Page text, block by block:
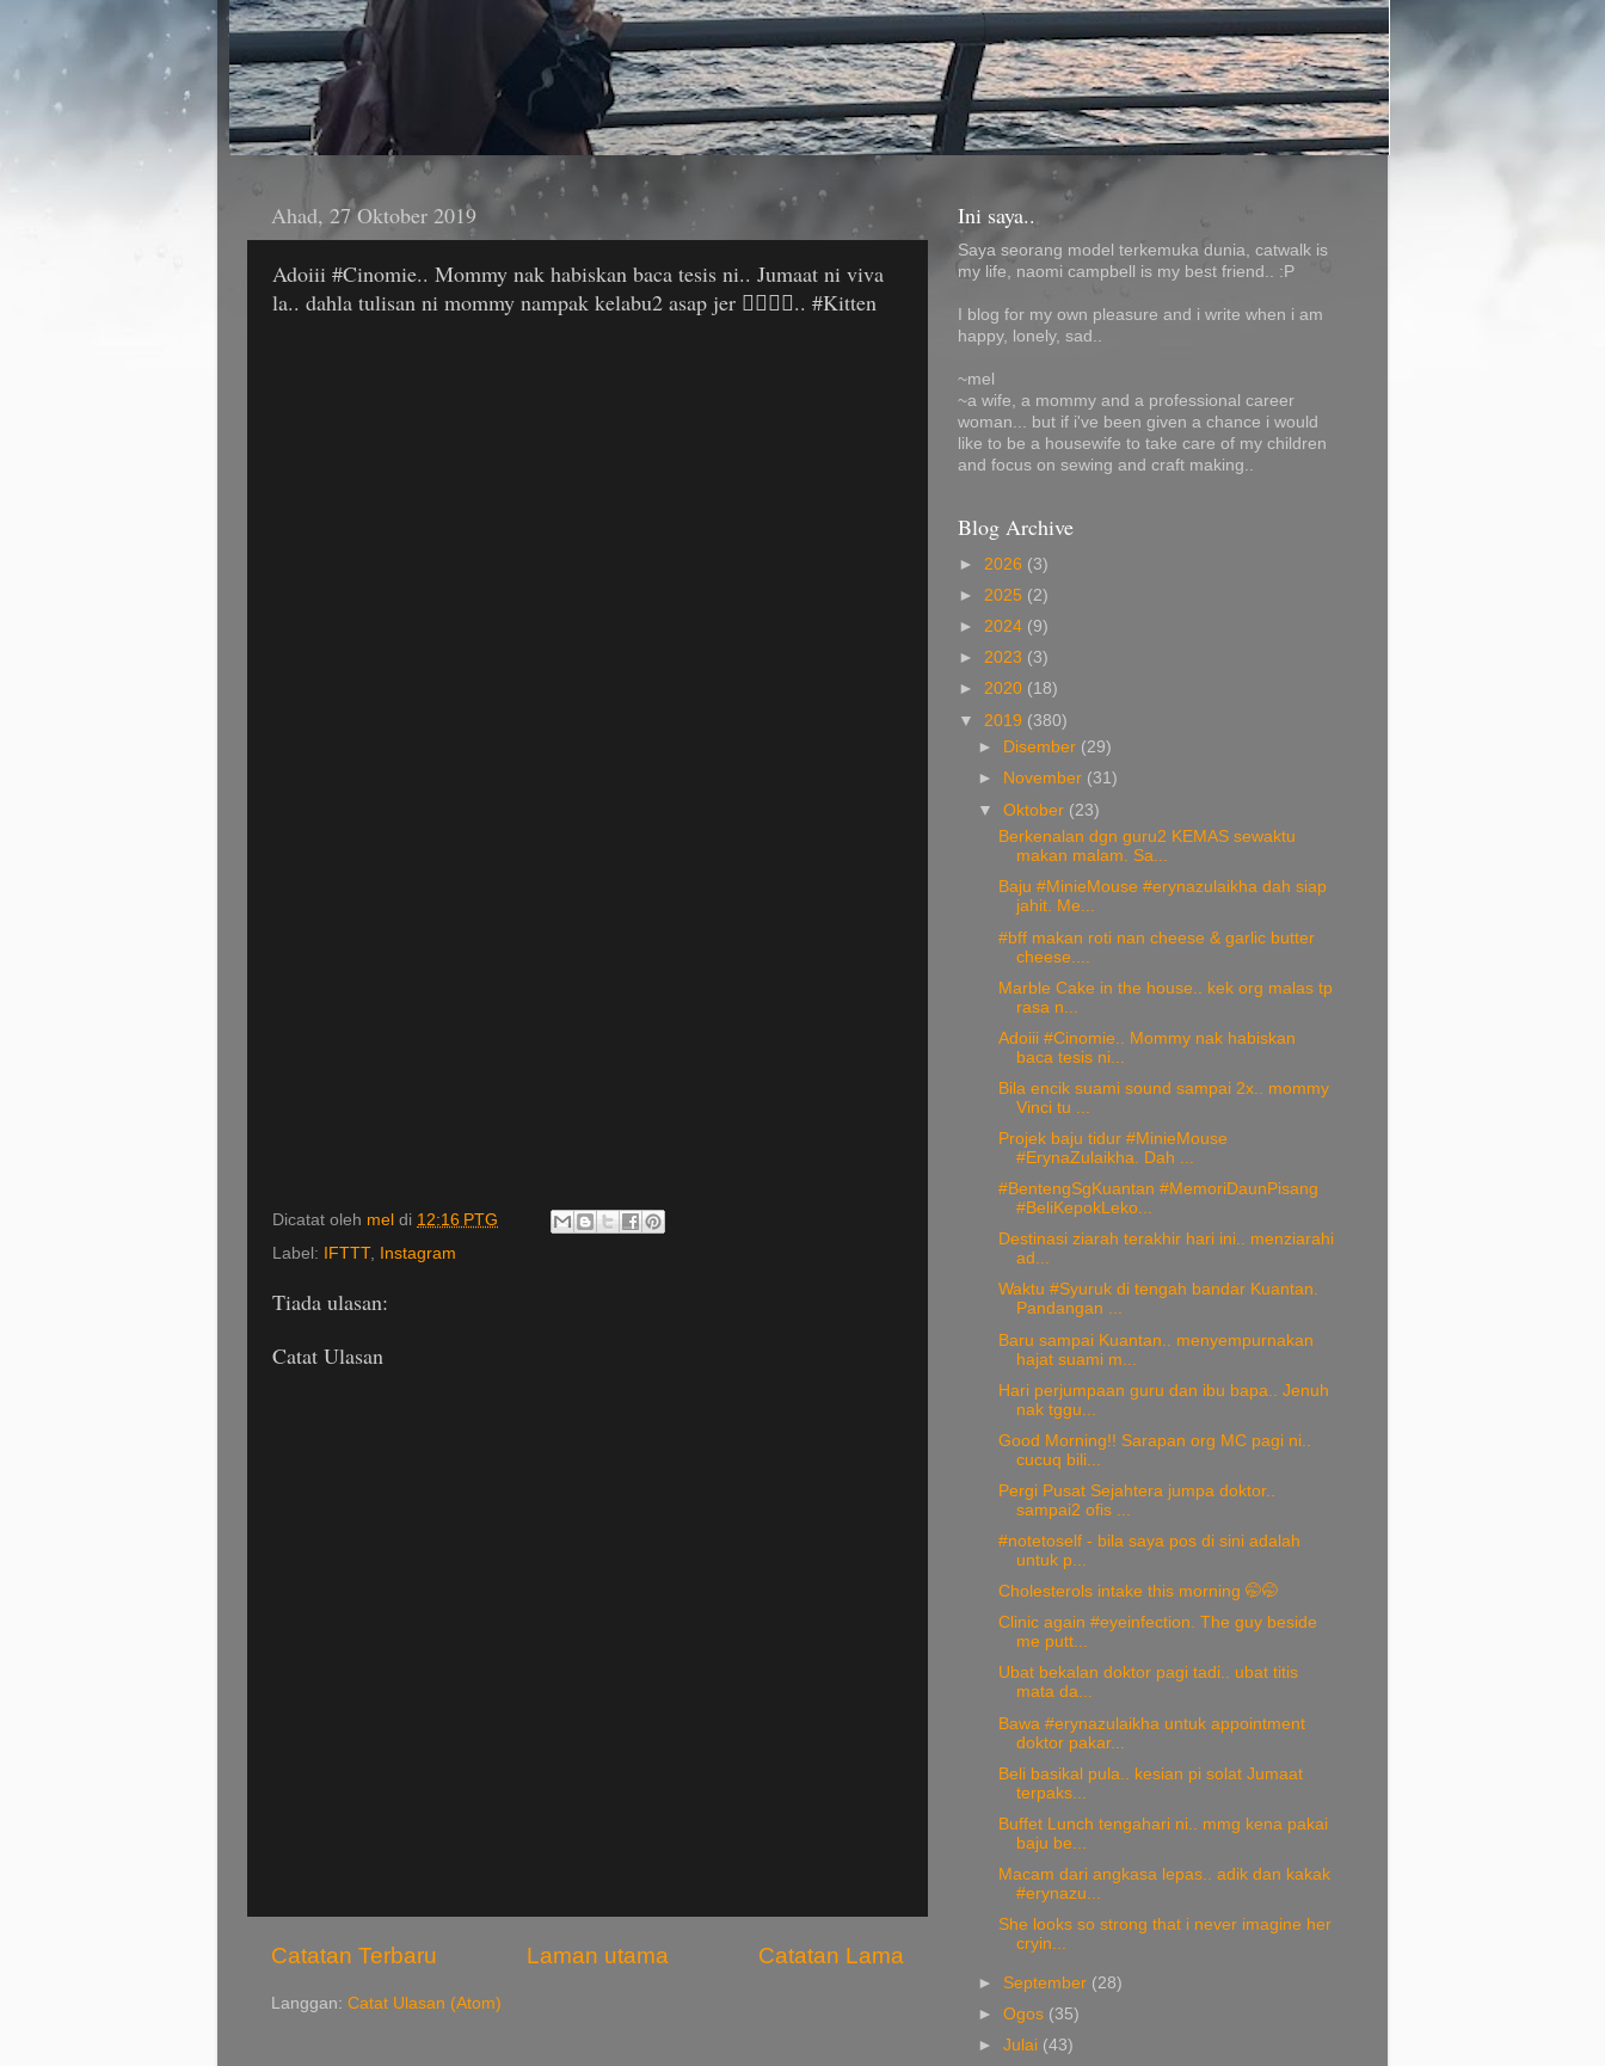
Ahad, 27 Oktober 2019
Adoiii #Cinomie.. Mommy nak habiskan baca tesis ni.. Jumaat ni viva
la.. dahla tulisan ni mommy nampak kelabu2 asap jer 🤦‍♀️🤦‍♀️.. #Kitten
Dicatat oleh mel di 12:16 PTG
Label:
IFTTT, Instagram
Tiada ulasan:
Catat Ulasan
Catatan Terbaru Catatan Lama
Laman utama
Langgan: Catat Ulasan (Atom)
Ini saya..
Saya seorang model terkemuka dunia, catwalk is
my life, naomi campbell is my best friend.. :P
I blog for my own pleasure and i write when i am
happy, lonely, sad..
~mel
~a wife, a mommy and a professional career
woman... but if i've been given a chance i would
like to be a housewife to take care of my children
and focus on sewing and craft making..
Blog Archive
► 2026 (3)
► 2025 (2)
► 2024 (9)
► 2023 (3)
► 2020 (18)
▼ 2019 (380)
►
Disember (29)
►
November (31)
▼Oktober (23)
Berkenalan dgn guru2 KEMAS sewaktu
makan malam. Sa...
Baju #MinieMouse #erynazulaikha dah siap
jahit. Me...
#bff makan roti nan cheese & garlic butter
cheese....
Marble Cake in the house.. kek org malas tp
rasa n...
Adoiii #Cinomie.. Mommy nak habiskan
baca tesis ni...
Bila encik suami sound sampai 2x.. mommy
Vinci tu ...
Projek baju tidur #MinieMouse
#ErynaZulaikha. Dah ...
#BentengSgKuantan #MemoriDaunPisang
#BeliKepokLeko...
Destinasi ziarah terakhir hari ini.. menziarahi
ad...
Waktu #Syuruk di tengah bandar Kuantan.
Pandangan ...
Baru sampai Kuantan.. menyempurnakan
hajat suami m...
Hari perjumpaan guru dan ibu bapa.. Jenuh
nak tggu...
Good Morning!! Sarapan org MC pagi ni..
cucuq bili...
Pergi Pusat Sejahtera jumpa doktor..
sampai2 ofis ...
#notetoself - bila saya pos di sini adalah
untuk p...
Cholesterols intake this morning 🤭🤭
Clinic again #eyeinfection. The guy beside
me putt...
Ubat bekalan doktor pagi tadi.. ubat titis
mata da...
Bawa #erynazulaikha untuk appointment
doktor pakar...
Beli basikal pula.. kesian pi solat Jumaat
terpaks...
Buffet Lunch tengahari ni.. mmg kena pakai
baju be...
Macam dari angkasa lepas.. adik dan kakak
#erynazu...
She looks so strong that i never imagine her
cryin...
► September (28)
►Ogos (35)
►Julai (43)